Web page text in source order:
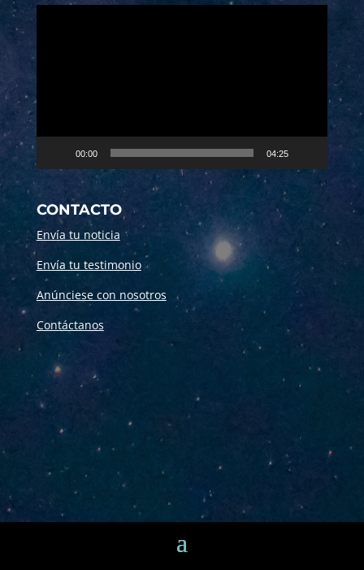
00:00 04:25
CONTACTO
Envía tu noticia
Envía tu testimonio
Anúnciese con nosotros
Contáctanos